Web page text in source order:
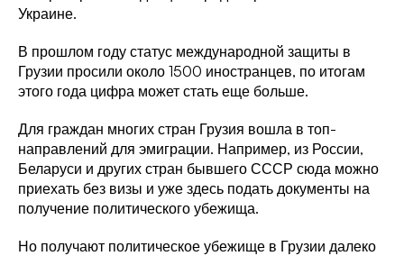
Украине.
В прошлом году статус международной защиты в
Грузии просили около 1500 иностранцев, по итогам
этого года цифра может стать еще больше.
Для граждан многих стран Грузия вошла в топ-
направлений для эмиграции. Например, из России,
Беларуси и других стран бывшего СССР сюда можно
приехать без визы и уже здесь подать документы на
получение политического убежища.
Но получают политическое убежище в Грузии далеко